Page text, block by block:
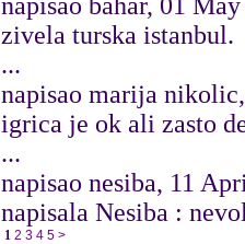
zivela turska istanbul.
...
napisao marija
igrica je ok ali zasto
...
napisao nesiba, 11
napisala Nesiba :
1 2 3 4 5 >